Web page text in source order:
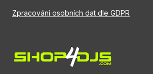
Zpracování osobních dat dle GDPR